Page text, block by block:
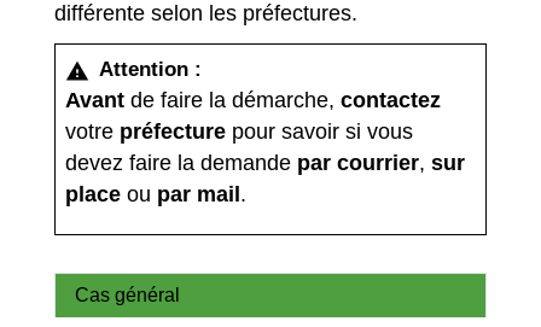
différente selon les préfectures.
warning Attention :
Avant de faire la démarche, contactez
votre préfecture pour savoir si vous
devez faire la demande par courrier, sur
place ou par mail .
Cas général